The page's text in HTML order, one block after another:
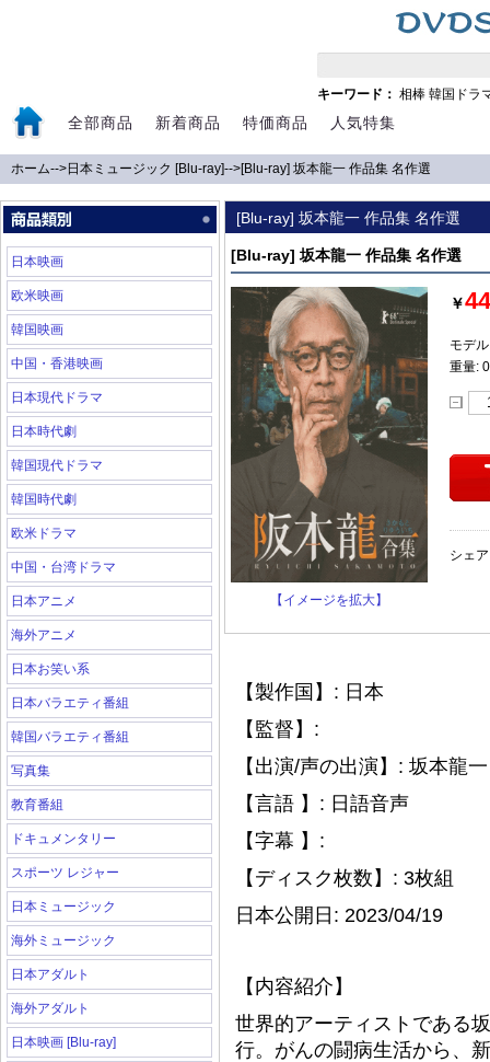
キーワード： 相棒 韓国ドラ
全部商品 新着商品 特価商品 人気特集
ホーム-->日本ミュージック [Blu-ray]-->[Blu-ray] 坂本龍一 作品集 名作選
日本映画
欧米映画
韓国映画
中国・香港映画
日本現代ドラマ
日本時代劇
韓国現代ドラマ
韓国時代劇
欧米ドラマ
中国・台湾ドラマ
日本アニメ
海外アニメ
日本お笑い系
日本バラエティ番組
韓国バラエティ番組
写真集
教育番組
ドキュメンタリー
スポーツ レジャー
日本ミュージック
海外ミュージック
日本アダルト
海外アダルト
日本映画 [Blu-ray]
[Blu-ray] 坂本龍一 作品集 名作選
[Blu-ray] 坂本龍一 作品集 名作選
【イメージを拡大】
￥
モデ
重量:
シェ
【製作国】: 日本
【監督】:
【出演/声の出演】: 坂本龍一
【言語 】: 日語音声
【字幕 】:
【ディスク枚数】: 3枚組
日本公開日: 2023/04/19
【内容紹介】
世界的アーティストである
行。がんの闘病生活から、